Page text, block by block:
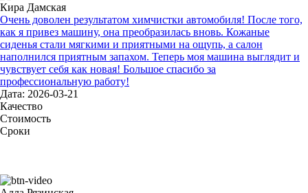
Кира Дамская
Очень доволен результатом химчистки автомобиля! После того,
как я привез машину, она преобразилась вновь. Кожаные
сиденья стали мягкими и приятными на ощупь, а салон
наполнился приятным запахом. Теперь моя машина выглядит и
чувствует себя как новая! Большое спасибо за
профессиональную работу!
Дата: 2026-03-21
Качество
Стоимость
Сроки